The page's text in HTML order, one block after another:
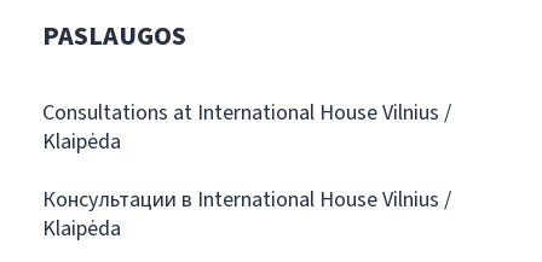
PASLAUGOS
Consultations at International House Vilnius /
Klaipėda
Консультации в International House Vilnius /
Klaipėda